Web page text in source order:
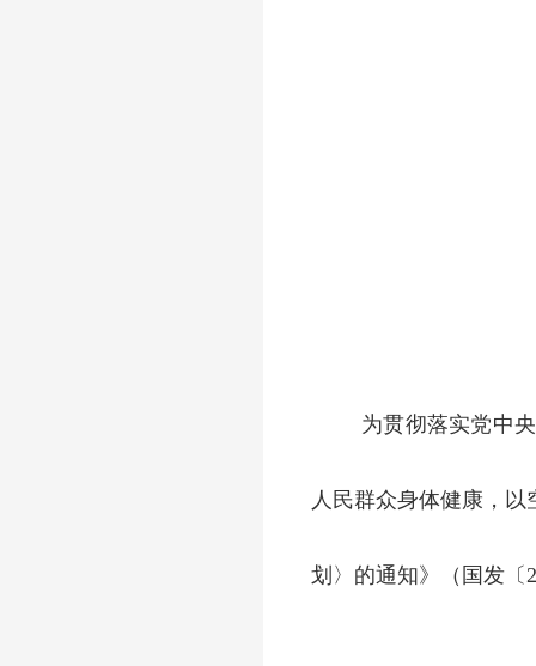
为贯彻落实党中
人民群众身体健康，
划〉的通知》（国发〔